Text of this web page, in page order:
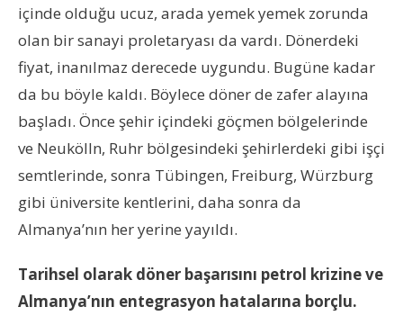
içinde olduğu ucuz, arada yemek yemek zorunda
olan bir sanayi proletaryası da vardı. Dönerdeki
fiyat, inanılmaz derecede uygundu. Bugüne kadar
da bu böyle kaldı. Böylece döner de zafer alayına
başladı. Önce şehir içindeki göçmen bölgelerinde
ve Neukölln, Ruhr bölgesindeki şehirlerdeki gibi işçi
semtlerinde, sonra Tübingen, Freiburg, Würzburg
gibi üniversite kentlerini, daha sonra da
Almanya’nın her yerine yayıldı.
Tarihsel olarak döner başarısını petrol krizine ve
Almanya’nın entegrasyon hatalarına borçlu.